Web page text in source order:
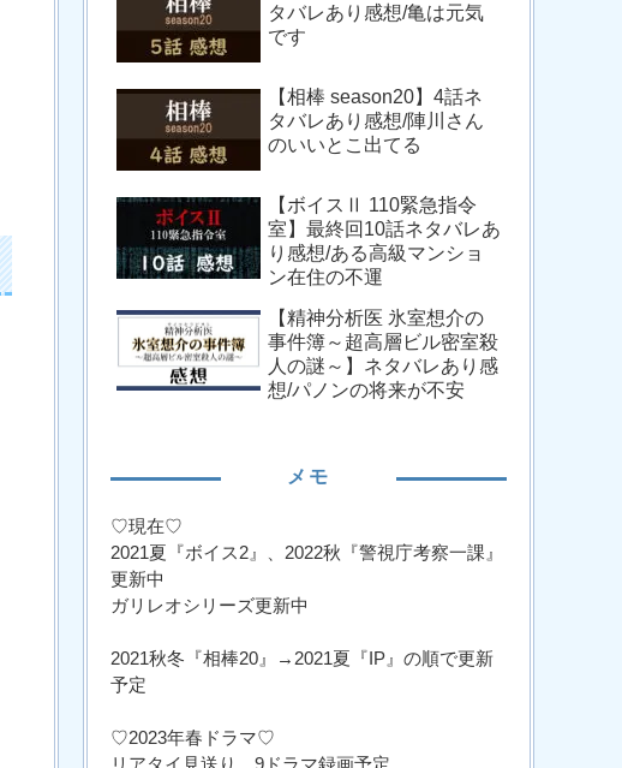
タバレあり感想/亀は元気
です
【相棒 season20】4話ネ
タバレあり感想/陣川さん
のいいとこ出てる
【ボイスⅡ 110緊急指令
室】最終回10話ネタバレあ
り感想/ある高級マンショ
ン在住の不運
【精神分析医 氷室想介の
事件簿～超高層ビル密室殺
人の謎～】ネタバレあり感
想/パノンの将来が不安
メモ
♡現在♡
2021夏『ボイス2』、2022秋『警視庁考察一課』
更新中
ガリレオシリーズ更新中
2021秋冬『相棒20』→2021夏『IP』の順で更新
予定
♡2023年春ドラマ♡
リアタイ見送り、9ドラマ録画予定